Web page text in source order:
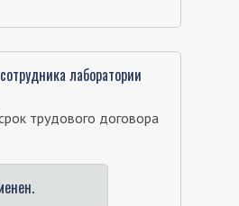
лаборатории
трудового договора